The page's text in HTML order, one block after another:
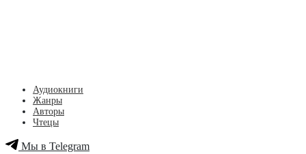
Аудиокниги
Жанры
Авторы
Чтецы
Мы в Telegram